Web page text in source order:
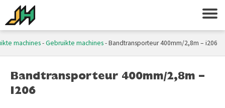
machines-Gebruikte machines-Bandtransporteur 400mm/2,8m – i206
Bandtransporteur 400mm/2,8m –
I206